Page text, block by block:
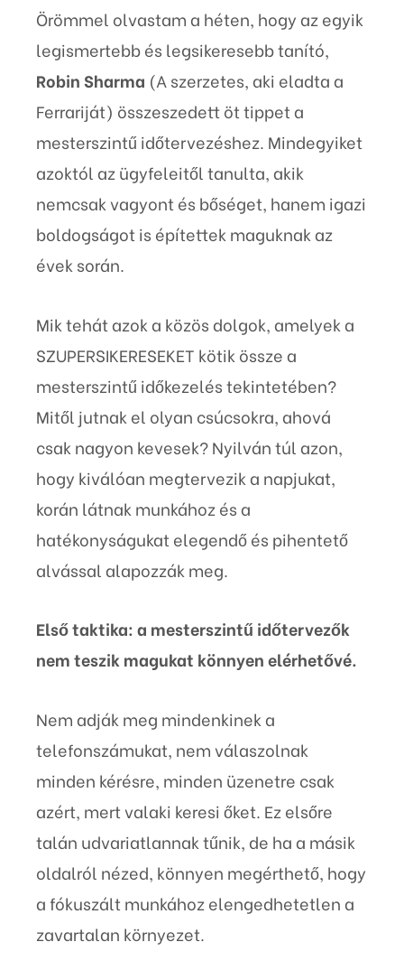
Örömmel olvastam a héten, hogy az egyik
legismertebb és legsikeresebb tanító,
Robin Sharma (A szerzetes, aki eladta a
Ferrariját) összeszedett öt tippet a
mesterszintű időtervezéshez. Mindegyiket
azoktól az ügyfeleitől tanulta, akik
nemcsak vagyont és bőséget, hanem igazi
boldogságot is építettek maguknak az
évek során.
Mik tehát azok a közös dolgok, amelyek a
SZUPERSIKERESEKET kötik össze a
mesterszintű időkezelés tekintetében?
Mitől jutnak el olyan csúcsokra, ahová
csak nagyon kevesek? Nyilván túl azon,
hogy kiválóan megtervezik a napjukat,
korán látnak munkához és a
hatékonyságukat elegendő és pihentető
alvással alapozzák meg.
Első taktika: a mesterszintű időtervezők
nem teszik magukat könnyen elérhetővé.
Nem adják meg mindenkinek a
telefonszámukat, nem válaszolnak
minden kérésre, minden üzenetre csak
azért, mert valaki keresi őket. Ez elsőre
talán udvariatlannak tűnik, de ha a másik
oldalról nézed, könnyen megérthető, hogy
a fókuszált munkához elengedhetetlen a
zavartalan környezet.